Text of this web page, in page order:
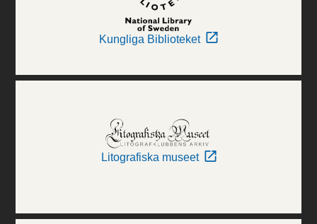
Kungliga Biblioteket
Litografiska museet